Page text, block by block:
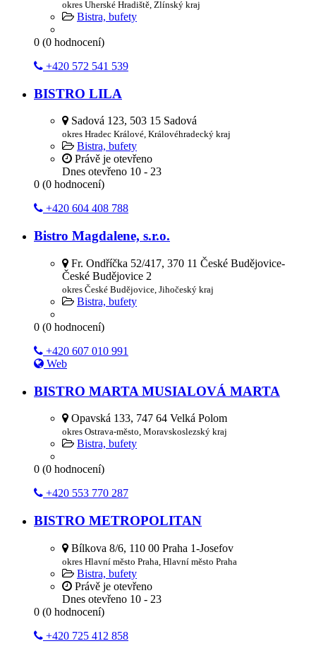
okres Uherské Hradiště, Zlínský kraj
Bistra, bufety
0 (0 hodnocení)
+420 572 541 539
BISTRO LILA
Sadová 123, 503 15 Sadová
okres Hradec Králové, Královéhradecký kraj
Bistra, bufety
Právě je otevřeno
Dnes otevřeno 10 - 23
0 (0 hodnocení)
+420 604 408 788
Bistro Magdalene, s.r.o.
Fr. Ondříčka 52/417, 370 11 České Budějovice-
České Budějovice 2
okres České Budějovice, Jihočeský kraj
Bistra, bufety
0 (0 hodnocení)
+420 607 010 991
Web
BISTRO MARTA MUSIALOVÁ MARTA
Opavská 133, 747 64 Velká Polom
okres Ostrava-město, Moravskoslezský kraj
Bistra, bufety
0 (0 hodnocení)
+420 553 770 287
BISTRO METROPOLITAN
Bílkova 8/6, 110 00 Praha 1-Josefov
okres Hlavní město Praha, Hlavní město Praha
Bistra, bufety
Právě je otevřeno
Dnes otevřeno 10 - 23
0 (0 hodnocení)
+420 725 412 858